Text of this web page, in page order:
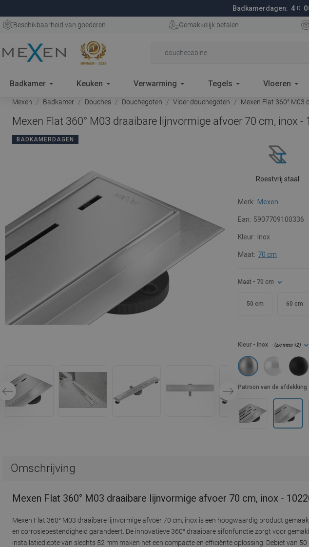
Badkamerdagen: 4 D
Beschikbaarheid van goederen Gemakkelijk betalen
Badkamer Keuken Verwarming Tegels Vloeren
Mexen Badkamer Douches Douchegoten Vloer douchegoten Mexen Flat 360° M03
Mexen Flat 360° M03 draaibare lijnvormige afvoer 70 cm, inox -
BADKAMERDAGEN
Roestvrij staal
Merk: Mexen
Ean: 5907709100336
Kleur: Inox
Maat: 70 cm
Maat - 70 cm
50 cm 60 cm
Kleur - Inox - (zie meer+2)
Patroon van de afdekking
Omschrijving
Mexen Flat 360° M03 draaibare lijnvormige afvoer 70 cm, inox -
Mexen Flat 360° M03 draaibare lijnvormige afvoer 70 cm, inox is een hoogwaardig product
en corrosiebestendigheid garandeert. De innovatieve 360° draaibare sifonfunctie zorgt voor
installatiediepte van slechts 52 mm maken het een compacte en efficiënte oplossing. Debiet van